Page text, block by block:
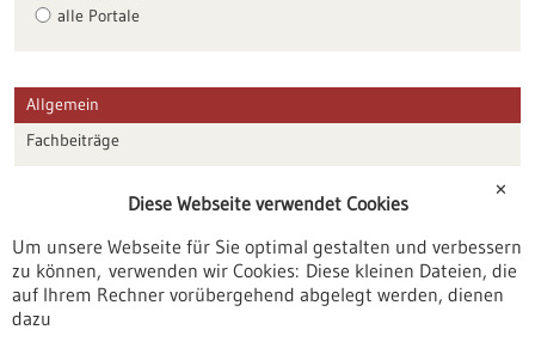
alle Portale
Allgemein
Fachbeiträge
Veranstaltungen
Erscheinungsdatum
✕
Diese Webseite verwendet Cookies
Um unsere Webseite für Sie optimal gestalten und verbessern
zu können, verwenden wir Cookies: Diese kleinen Dateien, die
auf Ihrem Rechner vorübergehend abgelegt werden, dienen
dazu